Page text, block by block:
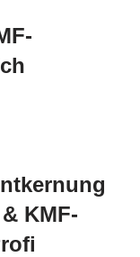
KMF-